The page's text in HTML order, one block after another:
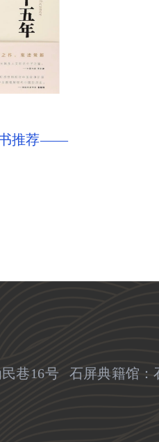
书推荐——
巷16号 石屏典籍馆：